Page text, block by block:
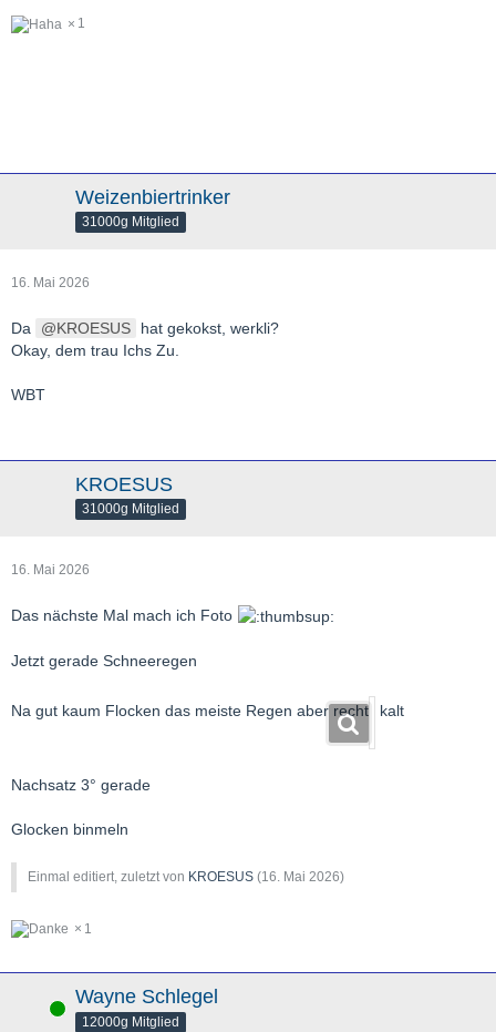
1
Weizenbiertrinker
31000g Mitglied
16. Mai 2026
Da KROESUS
hat gekokst, werkli?
Okay, dem trau Ichs Zu.
WBT
KROESUS
31000g Mitglied
16. Mai 2026
Das nächste Mal mach ich Foto
Jetzt gerade Schneeregen
Na gut kaum Flocken das meiste Regen aber recht kalt
Nachsatz 3° gerade
Glocken binmeln
Einmal editiert, zuletzt von KROESUS (16. Mai 2026)
1
Online Wayne Schlegel
12000g Mitglied